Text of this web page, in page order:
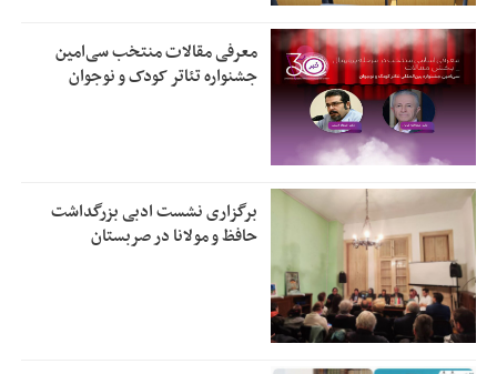
معرفی مقالات منتخب سی‌امین
جشنواره تئاتر کودک و نوجوان
برگزاری نشست ادبی بزرگداشت
حافظ و مولانا در صربستان